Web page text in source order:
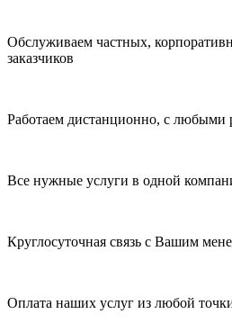
Обслуживаем частных,
заказчиков
Работаем дистанционно, с любыми
Все нужные услуги в одной
Круглосуточная связь с Вашим
Оплата наших услуг из любой